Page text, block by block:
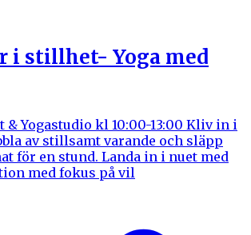
i stillhet- Yoga med
& Yogastudio kl 10:00-13:00 Kliv in i
av stillsamt varande och släpp
för en stund. Landa in i nuet med
med fokus på vil